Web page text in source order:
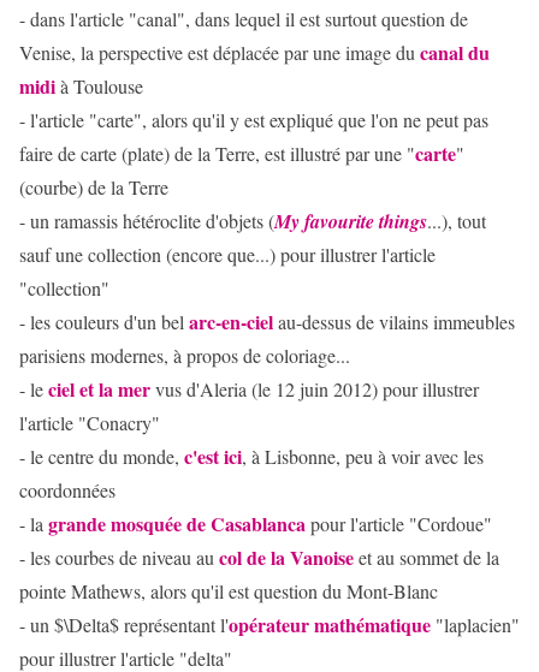
- dans l'article "canal", dans lequel il est surtout question de
Venise, la perspective est déplacée par une image du canal du
midià Toulouse
- l'article "carte", alors qu'il y est expliqué que l'on ne peut pas
faire de carte (plate) de la Terre, est illustré par une "carte"
(courbe) de la Terre
- un ramassis hétéroclite d'objets (My favourite things...), tout
sauf une collection (encore que...) pour illustrer l'article
"collection"
- les couleurs d'un bel arc-en-cielau-dessus de vilains immeubles
parisiens modernes, à propos de coloriage...
- leciel et la mervus d'Aleria (le 12 juin 2012) pour illustrer
l'article "Conacry"
- le centre du monde, c'est ici, à Lisbonne, peu à voir avec les
coordonnées
- la grande mosquée de Casablancapour l'article "Cordoue"
- les courbes de niveau au col de la Vanoiseet au sommet de la
pointe Mathews, alors qu'il est question du Mont-Blanc
- un $\Delta$ représentant l'opérateur mathématique "laplacien"
pour illustrer l'article "delta"